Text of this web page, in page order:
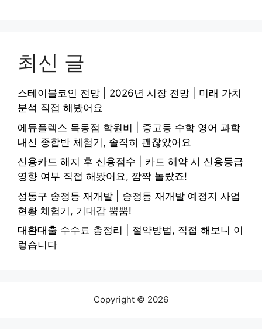
최신 글
스테이블코인 전망 | 2026년 시장 전망 | 미래 가치
분석 직접 해봤어요
에듀플렉스 목동점 학원비 | 중고등 수학 영어 과학
내신 종합반 체험기, 솔직히 괜찮았어요
신용카드 해지 후 신용점수 | 카드 해약 시 신용등급
영향 여부 직접 해봤어요, 깜짝 놀랐죠!
성동구 송정동 재개발 | 송정동 재개발 예정지 사업
현황 체험기, 기대감 뿜뿜!
대환대출 수수료 총정리 | 절약방법, 직접 해보니 이
렇습니다
Copyright © 2026